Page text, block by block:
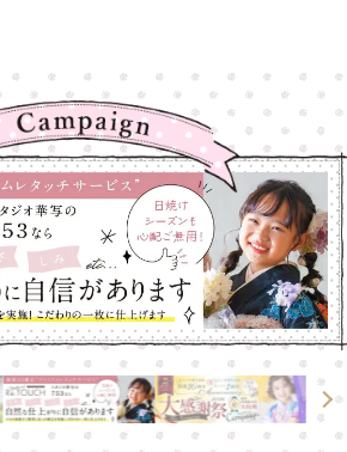
高崎店
大宮店
高崎店
大宮店